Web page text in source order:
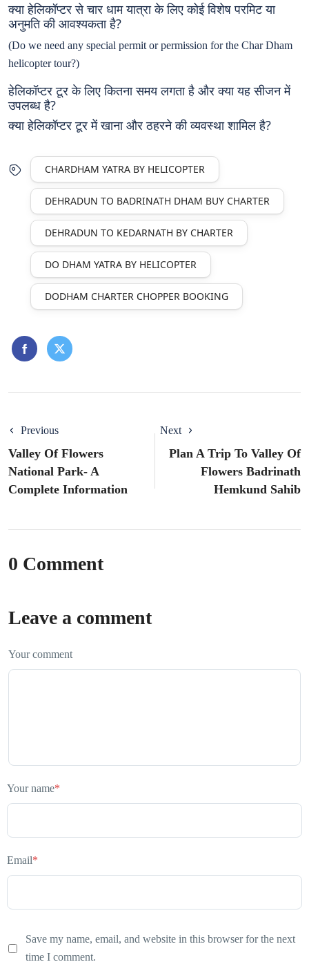
क्या हेलिकॉप्टर से चार धाम यात्रा के लिए कोई विशेष परमिट या
अनुमति की आवश्यकता है?
(Do we need any special permit or permission for the Char Dham
helicopter tour?)
हेलिकॉप्टर टूर के लिए कितना समय लगता है और क्या यह सीजन में
उपलब्ध है?
क्या हेलिकॉप्टर टूर में खाना और ठहरने की व्यवस्था शामिल है?
CHARDHAM YATRA BY HELICOPTER
DEHRADUN TO BADRINATH DHAM BUY CHARTER
DEHRADUN TO KEDARNATH BY CHARTER
DO DHAM YATRA BY HELICOPTER
DODHAM CHARTER CHOPPER BOOKING
Previous
Valley Of Flowers
National Park- A
Complete Information
Next
Plan A Trip To Valley Of
Flowers Badrinath
Hemkund Sahib
0 Comment
Leave a comment
Your comment
Your name*
Email*
Save my name, email, and website in this browser for the next
time I comment.